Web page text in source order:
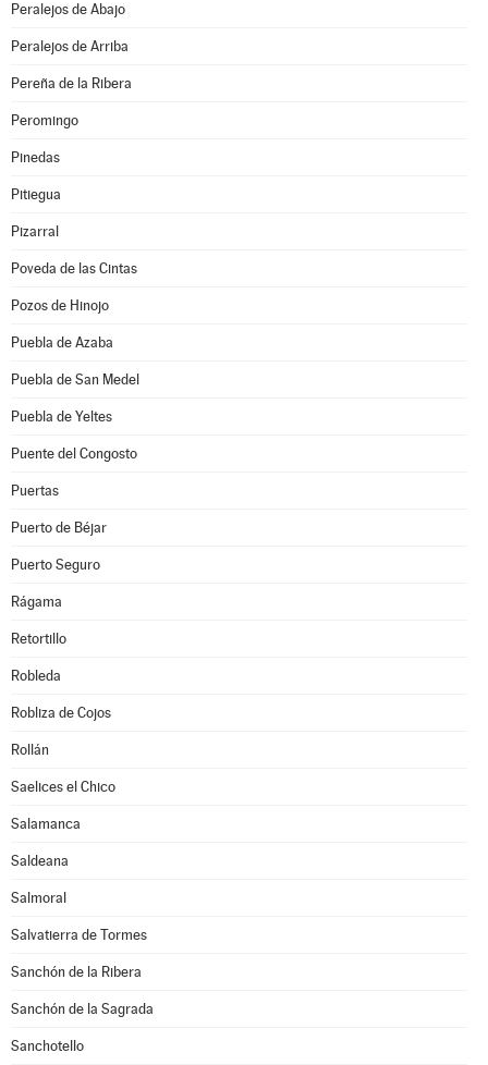
Peralejos de Abajo
Peralejos de Arriba
Pereña de la Ribera
Peromingo
Pinedas
Pitiegua
Pizarral
Poveda de las Cintas
Pozos de Hinojo
Puebla de Azaba
Puebla de San Medel
Puebla de Yeltes
Puente del Congosto
Puertas
Puerto de Béjar
Puerto Seguro
Rágama
Retortillo
Robleda
Robliza de Cojos
Rollán
Saelices el Chico
Salamanca
Saldeana
Salmoral
Salvatierra de Tormes
Sanchón de la Ribera
Sanchón de la Sagrada
Sanchotello